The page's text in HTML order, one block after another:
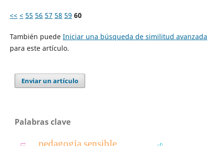
<< < 55 56 57 58 59 60
También puede Iniciar una búsqueda de similitud avanzada
para este artículo.
Enviar un artículo
Palabras clave
pedagogía sensible